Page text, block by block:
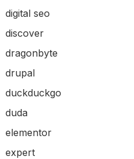
digital seo
discover
dragonbyte
drupal
duckduckgo
duda
elementor
expert